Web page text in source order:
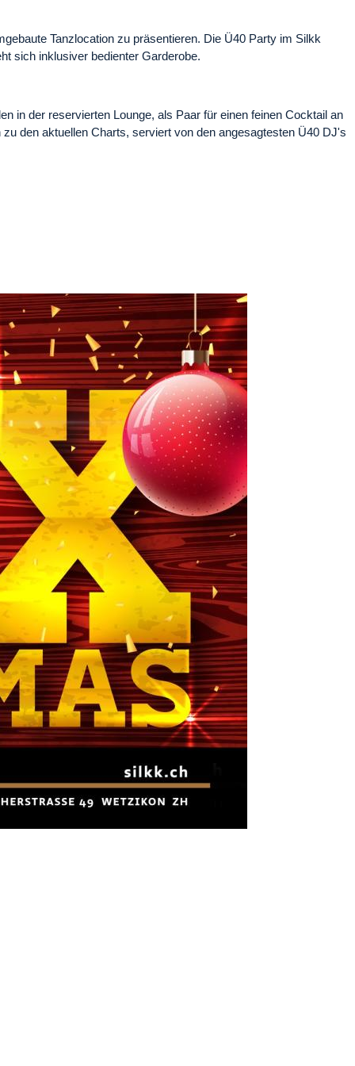
Tanzlocation zu präsentieren. Die Ü40 Party im Silkk
sich inklusiver bedienter Garderobe.
in der reservierten Lounge, als Paar für einen feinen Cocktail an
den aktuellen Charts, serviert von den angesagtesten Ü40 DJ's